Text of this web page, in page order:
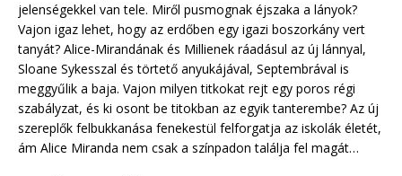
jelenségekkel van tele. Miről pusmognak éjszaka a lányok?
Vajon igaz lehet, hogy az erdőben egy igazi boszorkány vert
tanyát? Alice-Mirandának és Millienek ráadásul az új lánnyal,
Sloane Sykesszal és törtető anyukájával, Septembrával is
meggyűlik a baja. Vajon milyen titkokat rejt egy poros régi
szabályzat, és ki osont be titokban az egyik tanterembe? Az új
szereplők felbukkanása fenekestül felforgatja az iskolák életét,
ám Alice Miranda nem csak a színpadon találja fel magát…